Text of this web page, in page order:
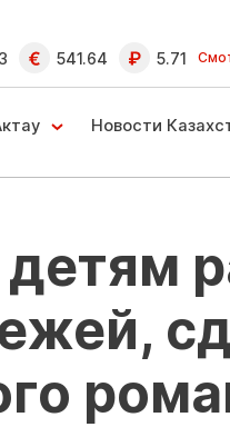
541.64 5.71
Новости